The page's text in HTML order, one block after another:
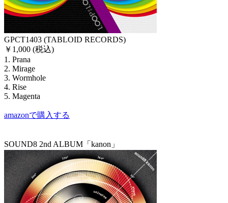
GPCT1403 (TABLOID RECORDS)
￥1,000 (税込)
1. Prana
2. Mirage
3. Wormhole
4. Rise
5. Magenta
amazonで購入する
SOUND8 2nd ALBUM「kanon」